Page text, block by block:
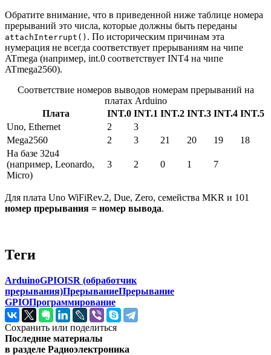
Обратите внимание, что в приведенной ниже таблице номера
прерываний это числа, которые должны быть переданы
attachInterrupt() . По историческим причинам эта
нумерация не всегда соответствует прерываниям на чипе
ATmega (например, int.0 соответствует INT4 на чипе
ATmega2560).
Соответствие номеров выводов номерам прерываний на
платах Arduino
Плата
INT.0 INT.1 INT.2 INT.3 INT.4 INT.5
Uno, Ethernet
2
3
Mega2560
2 3 21 20 19
18
На базе 32u4
(например, Leonardo,
Micro)
3 2 0 1 7
Для плата Uno WiFiRev.2, Due, Zero, семейства MKR и 101
номер прерывания = номер вывода.
Теги
ArduinoGPIOISR (обработчик
прерывания)ПрерываниеПрерывание
GPIOПрограммирование
Сохранить или поделиться
Последние материалы
в разделе Радиоэлектроника